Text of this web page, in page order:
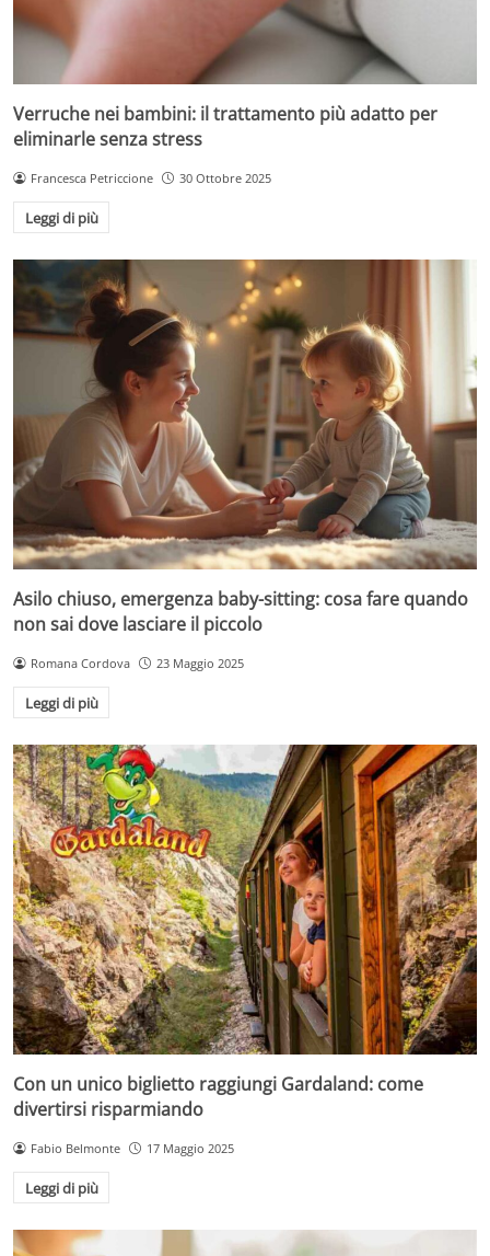
Verruche nei bambini: il trattamento più adatto per
eliminarle senza stress
Francesca Petriccione 30 Ottobre 2025
Leggi di più
Asilo chiuso, emergenza baby-sitting: cosa fare quando
non sai dove lasciare il piccolo
Romana Cordova 23 Maggio 2025
Leggi di più
Con un unico biglietto raggiungi Gardaland: come
divertirsi risparmiando
Fabio Belmonte 17 Maggio 2025
Leggi di più